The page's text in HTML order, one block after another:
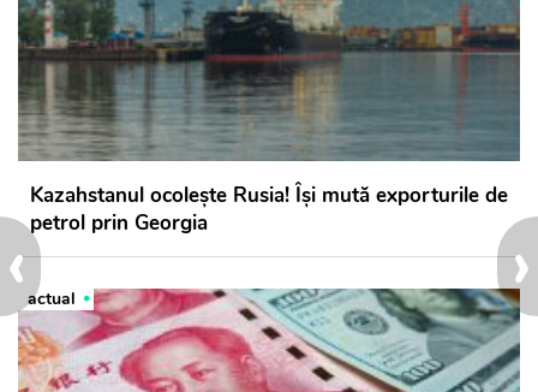
›
‹
Kazahstanul ocolește Rusia! Își mută exporturile de
petrol prin Georgia
actual